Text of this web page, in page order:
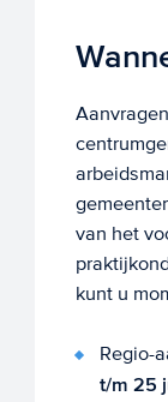
van het
kunt u
Regio-
t/m 25